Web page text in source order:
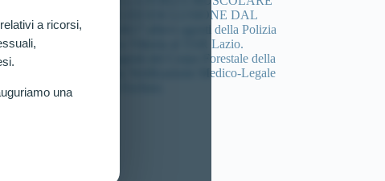
a ricorsi,
una
(HANDGRIP) ED ESCLUSIONE DAL
Concorso per 4617 allievi agenti della Polizia
di Stato: Nuova Vittoria al TAR Lazio.
Concorso 46 agenti del Corpo Forestale della
sicilia: Ottenuta Verificazione Medico-Legale
per Candidato Escluso.